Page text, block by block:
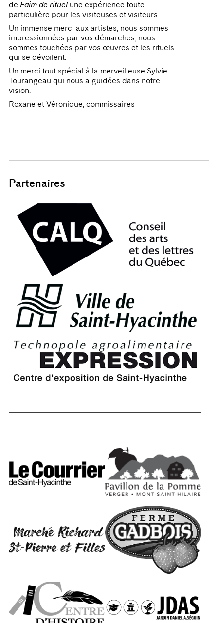
de Faim de rituelune expérience toute
particulière pour les visiteuses et visiteurs.
Un immense merci aux artistes, nous sommes
impressionnées par vos démarches, nous
sommes touchées par vos œuvres et les rituels
qui se dévoilent.
Un merci tout spécial à la merveilleuse Sylvie
Tourangeau qui nous a guidées dans notre
vision.
Roxane et Véronique, commissaires
Partenaires